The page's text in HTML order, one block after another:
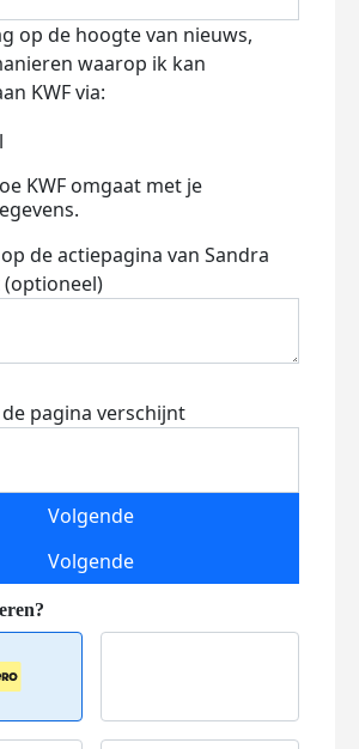
op de hoogte van nieuws,
waarop ik kan
KWF via:
KWF omgaat met je
de actiepagina van Sandra
(optioneel)
pagina verschijnt
Volgende
Volgende